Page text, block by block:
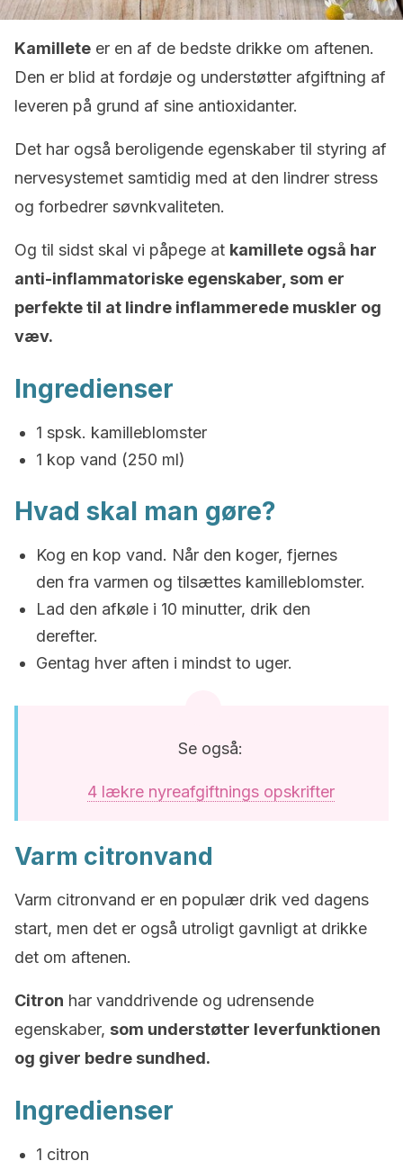
Kamillete er en af de bedste drikke om aftenen.
Den er blid at fordøje og understøtter afgiftning af
leveren på grund af sine antioxidanter.
Det har også beroligende egenskaber til styring af
nervesystemet samtidig med at den lindrer stress
og forbedrer søvnkvaliteten.
Og til sidst skal vi påpege at kamillete også har
anti-inflammatoriske egenskaber, som er
perfekte til at lindre inflammerede muskler og
væv.
Ingredienser
1 spsk. kamilleblomster
1 kop vand (250 ml)
Hvad skal man gøre?
Kog en kop vand. Når den koger, fjernes
den fra varmen og tilsættes kamilleblomster.
Lad den afkøle i 10 minutter, drik den
derefter.
Gentag hver aften i mindst to uger.
Se også:
4 lækre nyreafgiftnings opskrifter
Varm citronvand
Varm citronvand er en populær drik ved dagens
start, men det er også utroligt gavnligt at drikke
det om aftenen.
Citron har vanddrivende og udrensende
egenskaber, som understøtter leverfunktionen
og giver bedre sundhed.
Ingredienser
1 citron